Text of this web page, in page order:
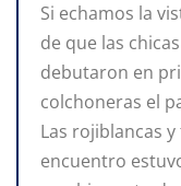
Si echamos la
de que las
debutaron en
colchoneras el
Las rojiblancas
encuentro